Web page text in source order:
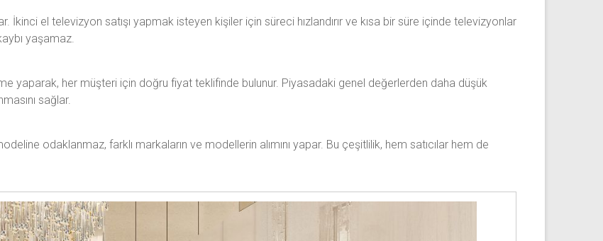
İkinci el televizyon satışı yapmak isteyen kişiler için süreci hızlandırır ve kısa bir süre içinde televizyonlar
yaşamaz.
yaparak, her müşteri için doğru fiyat teklifinde bulunur. Piyasadaki genel değerlerden daha düşük
sağlar.
odaklanmaz, farklı markaların ve modellerin alımını yapar. Bu çeşitlilik, hem satıcılar hem de